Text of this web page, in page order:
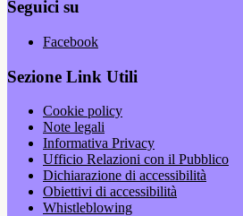
Seguici su
Facebook
Sezione Link Utili
Cookie policy
Note legali
Informativa Privacy
Ufficio Relazioni con il Pubblico
Dichiarazione di accessibilità
Obiettivi di accessibilità
Whistleblowing